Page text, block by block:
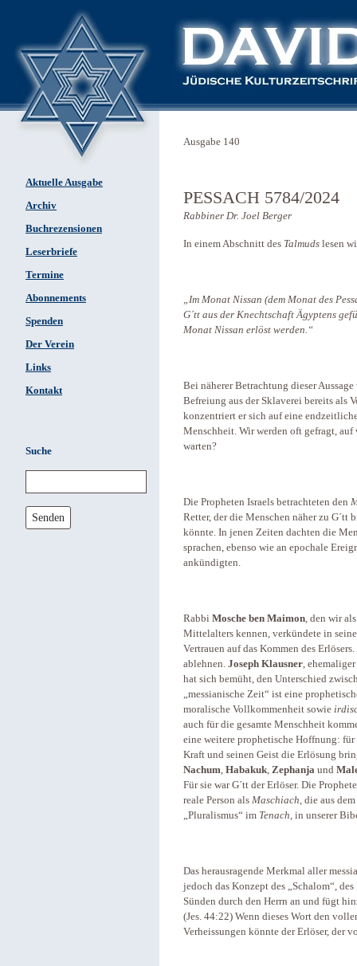
Aktuelle Ausgabe
Archiv
Buchrezensionen
Leserbriefe
Termine
Abonnements
Spenden
Der Verein
Links
Kontakt
Suche
Senden
Ausgabe 140
PESSACH 5784/2024
Rabbiner Dr. Joel Berger
In einem Abschnitt des Talmuds lesen
„Im Monat Nissan (dem Monat des
G´tt aus der Knechtschaft Ägyptens
Monat Nissan erlöst werden.“
Bei näherer Betrachtung dieser
Befreiung aus der Sklaverei bereits als
konzentriert er sich auf eine
Menschheit. Wir werden oft gefragt,
warten?
Die Propheten Israels betrachteten den
Retter, der die Menschen näher zu G´tt
könnte. In jenen Zeiten dachten die
sprachen, ebenso wie an epochale
ankündigten.
Rabbi Mosche ben Maimon, den wir
Mittelalters kennen, verkündete in
Vertrauen auf das Kommen des
ablehnen. Joseph Klausner,
hat sich bemüht, den Unterschied
„messianische Zeit“ ist eine
moralische Vollkommenheit sowie
auch für die gesamte Menschheit
eine weitere prophetische Hoffnung: für
Kraft und seinen Geist die Erlösung
Nachum, Habakuk, Zephanja und
Für sie war G´tt der Erlöser. Die
reale Person als Maschiach, die aus
„Pluralismus“ im Tenach, in unserer
Das herausragende Merkmal aller
jedoch das Konzept des „Schalom“,
Sünden durch den Herrn an und fügt
(Jes. 44:22) Wenn dieses Wort den
Verheissungen könnte der Erlöser, der